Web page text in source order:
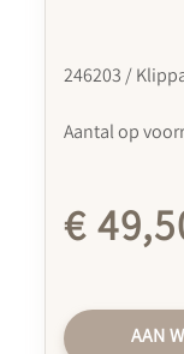
246203 /
Aantal op
€
AAN